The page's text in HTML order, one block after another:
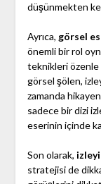
düşünmekten
Ayrıca, görsel
önemli bir rol
teknikleri özenle
görsel şölen,
zamanda
sadece bir dizi
eserinin içinde
Son olarak,
stratejisi de